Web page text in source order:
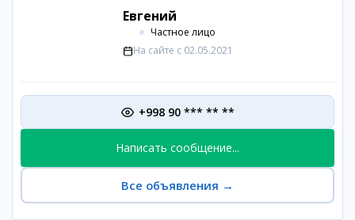
Евгений
Частное лицо
На сайте с 02.05.2021
+998 90 *** ** **
Написать сообщение...
Все объявления →